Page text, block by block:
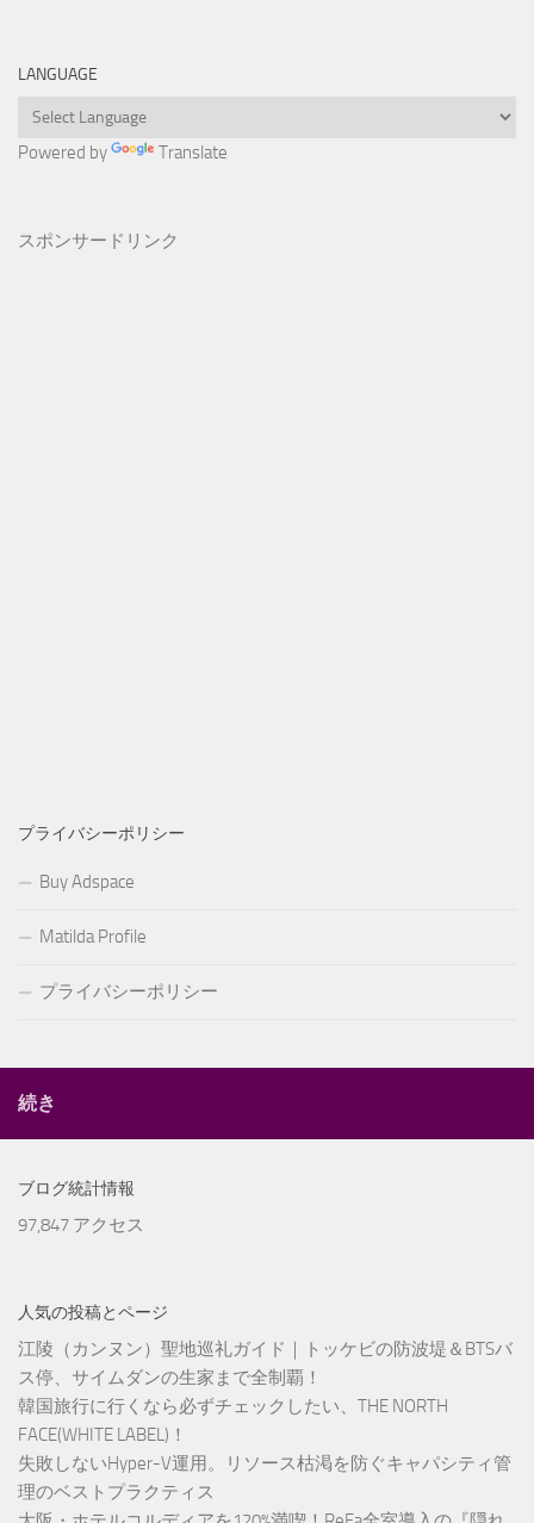
LANGUAGE
Powered by Translate
スポンサードリンク
プライバシーポリシー
Buy Adspace
Matilda Profile
プライバシーポリシー
続き
ブログ統計情報
97,847 アクセス
人気の投稿とページ
江陵（カンヌン）聖地巡礼ガイド｜トッケビの防波堤＆BTSバ
ス停、サイムダンの生家まで全制覇！
韓国旅行に行くなら必ずチェックしたい、THE NORTH
FACE(WHITE LABEL)！
失敗しないHyper-V運用。リソース枯渇を防ぐキャパシティ管
理のベストプラクティス